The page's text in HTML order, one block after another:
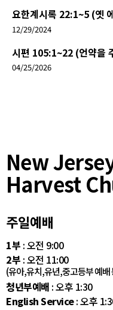
요한계시록 22:1~5 (옛
12/29/2024
시편 105:1~22 (언약을
04/25/2026
New
Harvest
주일예배
1부 : 오전 9:00
2부 : 오전 11:00
(유아,유치,유년,중고등부 예배
청년부예배 : 오후 1:30
English Service: 오후